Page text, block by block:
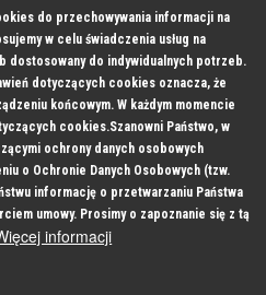
do przechowywania informacji na
w celu świadczenia usług na
dostosowany do indywidualnych potrzeb.
dotyczących cookies oznacza, że
końcowym. W każdym momencie
cookies.Szanowni Państwo, w
ochrony danych osobowych
o Ochronie Danych Osobowych (tzw.
informację o przetwarzaniu Państwa
umowy. Prosimy o zapoznanie się z tą
informacji